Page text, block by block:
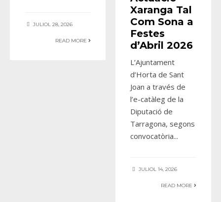
JULIOL 28, 2026
READ MORE
Xaranga Tal
Com Sona a
Festes
d’Abril 2026
L’Ajuntament
d’Horta de Sant
Joan a través de
l’e-catàleg de la
Diputació de
Tarragona, segons
convocatòria...
JULIOL 14, 2026
READ MORE